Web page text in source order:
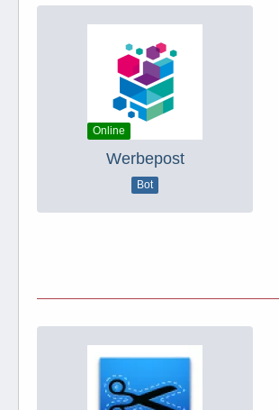
Online
Werbepost
Bot